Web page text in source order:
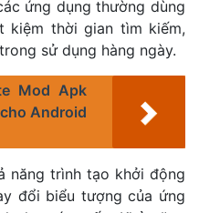
ứng dụng thường dùng
kiệm thời gian tìm kiếm,
sử dụng hàng ngày.
Mod Apk
Android
năng trình tạo khởi động
đổi biểu tượng của ứng